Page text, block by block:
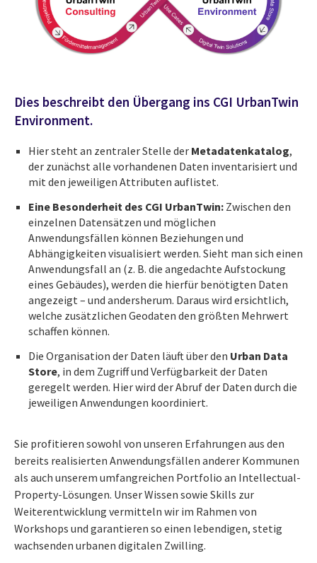
Dies beschreibt den Übergang ins CGI UrbanTwin
Environment.
Hier steht an zentraler Stelle der Metadatenkatalog,
der zunächst alle vorhandenen Daten inventarisiert und
mit den jeweiligen Attributen auflistet.
Eine Besonderheit des CGI UrbanTwin: Zwischen den
einzelnen Datensätzen und möglichen
Anwendungsfällen können Beziehungen und
Abhängigkeiten visualisiert werden. Sieht man sich einen
Anwendungsfall an (z. B. die angedachte Aufstockung
eines Gebäudes), werden die hierfür benötigten Daten
angezeigt – und andersherum. Daraus wird ersichtlich,
welche zusätzlichen Geodaten den größten Mehrwert
schaffen können.
Die Organisation der Daten läuft über den Urban Data
Store, in dem Zugriff und Verfügbarkeit der Daten
geregelt werden. Hier wird der Abruf der Daten durch die
jeweiligen Anwendungen koordiniert.
Sie profitieren sowohl von unseren Erfahrungen aus den
bereits realisierten Anwendungsfällen anderer Kommunen
als auch unserem umfangreichen Portfolio an Intellectual-
Property-Lösungen. Unser Wissen sowie Skills zur
Weiterentwicklung vermitteln wir im Rahmen von
Workshops und garantieren so einen lebendigen, stetig
wachsenden urbanen digitalen Zwilling.